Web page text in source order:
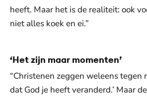
heeft. Maar het is de realiteit: ook
niet alles koek en ei.”
‘Het zijn maar momenten’
“Christenen zeggen weleens tegen
dat God je heeft veranderd.’ Maar